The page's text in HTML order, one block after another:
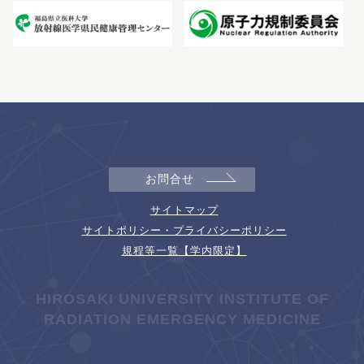
お問合せ
サイトマップ
サイトポリシー・プライバシーポリシー
規程等一覧【学内限定】
HIROSAKI UNIVERSITY INSTITUTE OF
RADIATION EMERGENCY MEDICINE